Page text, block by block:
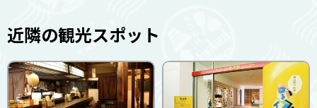
近隣の観光スポット